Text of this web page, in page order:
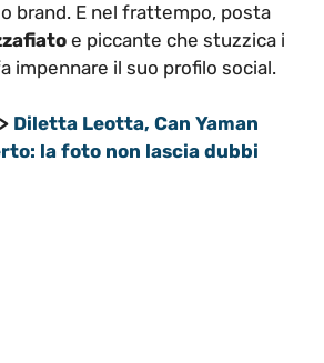
brand. E nel frattempo, posta
e piccante che stuzzica i
impennare il suo profilo social.
Diletta Leotta, Can Yaman
la foto non lascia dubbi